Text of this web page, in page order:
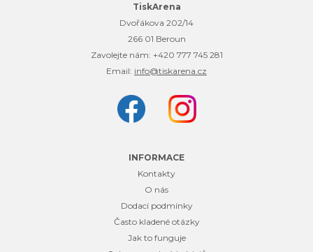
TiskArena
Dvořákova 202/14
266 01 Beroun
Zavolejte nám: +420 777 745 281
Email: info@tiskarena.cz
INFORMACE
Kontakty
O nás
Dodací podmínky
Často kladené otázky
Jak to funguje